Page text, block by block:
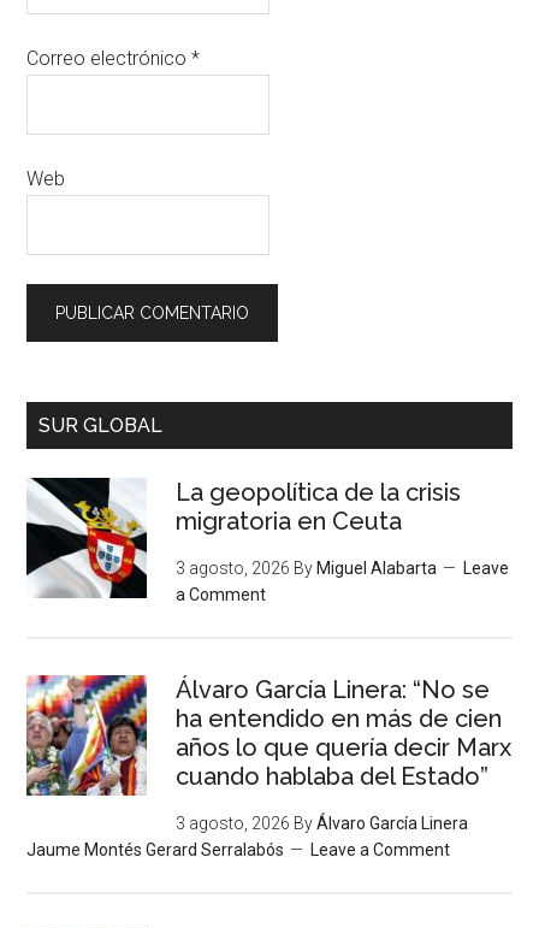
Correo electrónico*
Web
SUR GLOBAL
La geopolítica de la crisis
migratoria en Ceuta
3 agosto, 2026 By Miguel Alabarta
Leave
a Comment
Álvaro García Linera: “No se
ha entendido en más de cien
años lo que quería decir Marx
cuando hablaba del Estado”
3 agosto, 2026 ByÁlvaro García Linera
Jaume Montés Gerard Serralabós
Leave a Comment